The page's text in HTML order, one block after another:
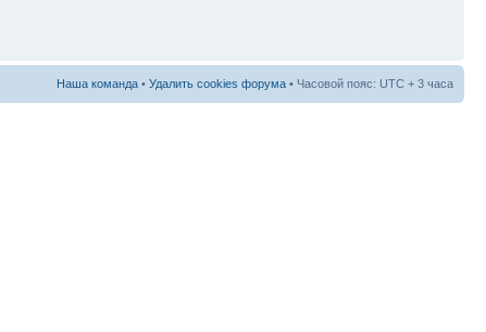
Наша команда • Удалить cookies форума • Часовой пояс: UTC + 3 часа